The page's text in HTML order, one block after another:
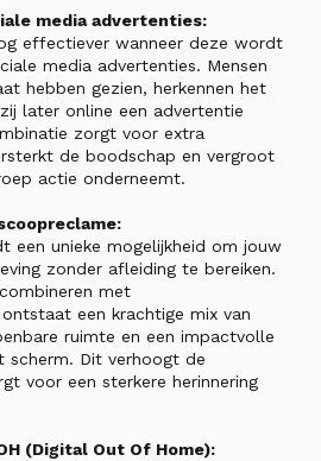
media advertenties:
effectiever wanneer deze wordt
media advertenties. Mensen
hebben gezien, herkennen het
later online een advertentie
zorgt voor extra
de boodschap en vergroot
actie onderneemt.
een unieke mogelijkheid om jouw
zonder afleiding te bereiken.
met
een krachtige mix van
ruimte en een impactvolle
scherm. Dit verhoogt de
voor een sterkere herinnering
(Digital Out Of Home):